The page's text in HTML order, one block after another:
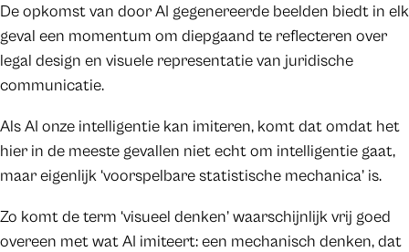
De opkomst van door AI gegenereerde beelden biedt in elk
geval een momentum om diepgaand te reflecteren over
legal design en visuele representatie van juridische
communicatie.
Als AI onze intelligentie kan imiteren, komt dat omdat het
hier in de meeste gevallen niet echt om intelligentie gaat,
maar eigenlijk ‘voorspelbare statistische mechanica’ is.
Zo komt de term ‘visueel denken’ waarschijnlijk vrij goed
overeen met wat AI imiteert: een mechanisch denken, dat